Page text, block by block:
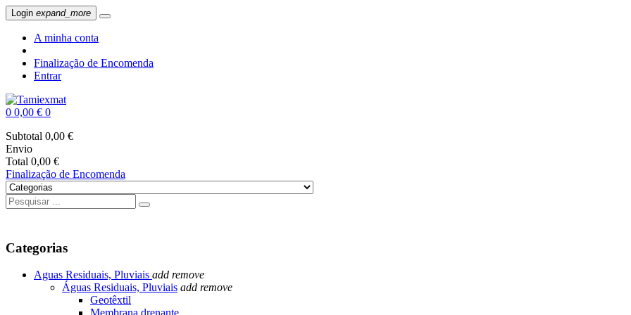
Login expand_more
A minha conta
Finalização de Encomenda
Entrar
0 0,00 € 0
Subtotal 0,00 €
Envio
Total 0,00 €
Finalização de Encomenda
Categorias
Aguas Residuais, Pluviais add remove
Águas Residuais, Pluviais add remove
Geotêxtil